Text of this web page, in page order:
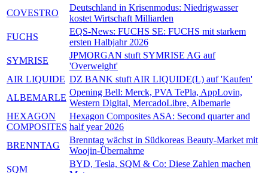
COVESTRO
Deutschland in Krisenmodus: Niedrigwasser
kostet Wirtschaft Milliarden
FUCHS
EQS-News: FUCHS SE: FUCHS mit starkem
ersten Halbjahr 2026
SYMRISE
JPMORGAN stuft SYMRISE AG auf
'Overweight'
AIR LIQUIDE DZ BANK stuft AIR LIQUIDE(L) auf 'Kaufen'
ALBEMARLE
Opening Bell: Merck, PVA TePla, AppLovin,
Western Digital, MercadoLibre, Albemarle
HEXAGON
COMPOSITES
Hexagon Composites ASA: Second quarter and
half year 2026
BRENNTAG
Brenntag wächst in Südkoreas Beauty-Market mit
Woojin-Übernahme
SQM
BYD, Tesla, SQM & Co: Diese Zahlen machen